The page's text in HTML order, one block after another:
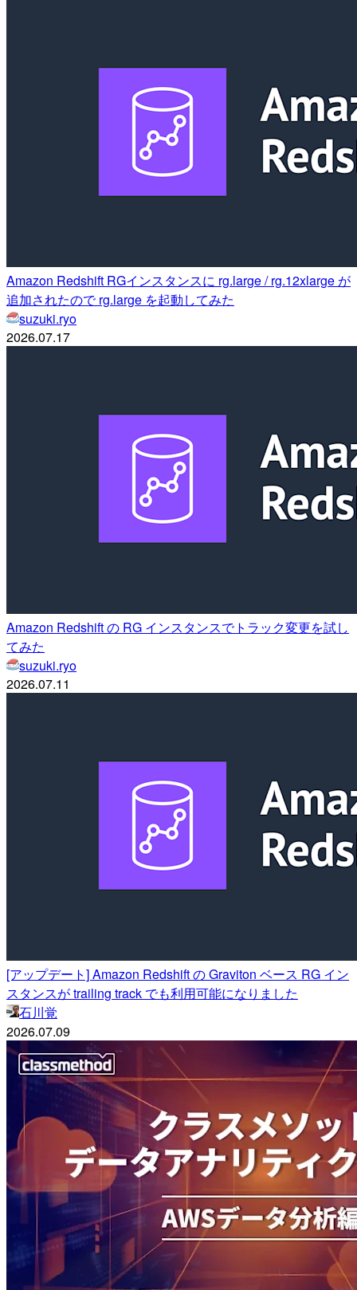
Amazon Redshift RGインスタンスに rg.large / rg.12xlarge が
追加されたので rg.large を起動してみた
suzuki.ryo
2026.07.17
Amazon Redshift の RG インスタンスでトラック変更を試し
てみた
suzuki.ryo
2026.07.11
[アップデート] Amazon Redshift の Graviton ベース RG イン
スタンスが trailing track でも利用可能になりました
石川覚
2026.07.09